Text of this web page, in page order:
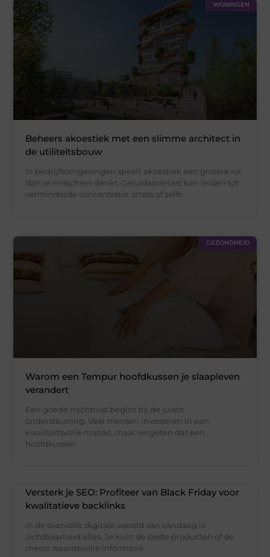
WONINGEN
Beheers akoestiek met een slimme architect in
de utiliteitsbouw
In bedrijfsomgevingen speelt akoestiek een grotere rol
dan je misschien denkt. Geluidsoverlast kan leiden tot
verminderde concentratie, stress of zelfs
GEZONDHEID
Warom een Tempur hoofdkussen je slaapleven
verandert
Een goede nachtrust begint bij de juiste
ondersteuning. Veel mensen investeren in een
kwaliteitsvolle matras, maar vergeten dat een
hoofdkussen
Versterk je SEO: Profiteer van Black Friday voor
kwalitatieve backlinks
In de overvolle digitale wereld van vandaag is
zichtbaarheid alles. Je kunt de beste producten of de
meest waardevolle informatie